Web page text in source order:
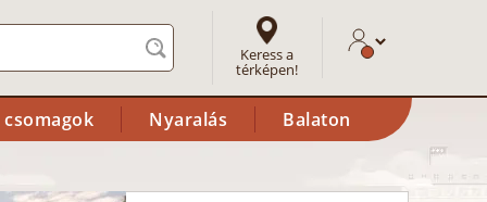
Keress a
térképen!
csomagok Nyaralás Balaton